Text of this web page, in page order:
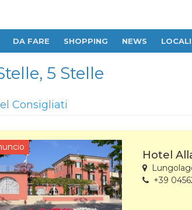
DA FARE SHOPPING NEWS
5 Stelle
Consigliati
Hotel
+39